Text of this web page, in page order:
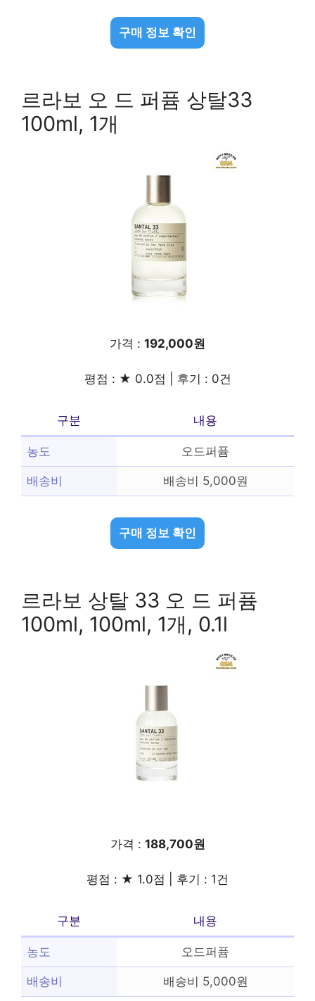
구매 정보 확인
르라보 오 드 퍼퓸 상탈33
100ml, 1개
가격 : 192,000원
평점 : ★ 0.0점 | 후기 : 0건
구분 내용
농도 오드퍼퓸
배송비 배송비 5,000원
구매 정보 확인
르라보 상탈 33 오 드 퍼퓸
100ml, 100ml, 1개, 0.1l
가격 : 188,700원
평점 : ★ 1.0점 | 후기 : 1건
구분 내용
농도 오드퍼퓸
배송비 배송비 5,000원